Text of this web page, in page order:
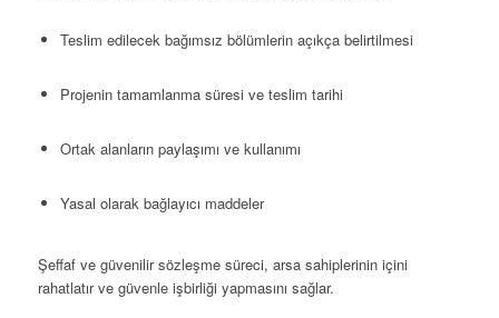
Teslim edilecek bağımsız bölümlerin açıkça belirtilmesi
Projenin tamamlanma süresi ve teslim tarihi
Ortak alanların paylaşımı ve kullanımı
Yasal olarak bağlayıcı maddeler
Şeffaf ve güvenilir sözleşme süreci, arsa sahiplerinin içini
rahatlatır ve güvenle işbirliği yapmasını sağlar.